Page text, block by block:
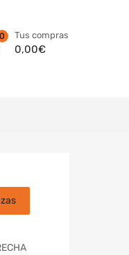
Tus compras
0,00€
0